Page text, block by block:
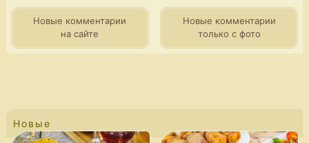
Новые комментарии
на сайте
Новые комментарии
только с фото
Новые